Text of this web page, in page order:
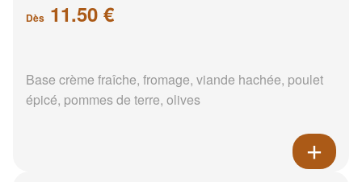
Dès 11.50 €
Base crème fraîche, fromage, viande hachée, poulet
épicé, pommes de terre, olives